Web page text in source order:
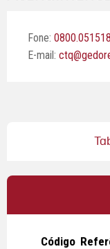
Fone:
E-mail:
Código